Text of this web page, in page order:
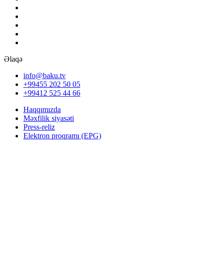
Əlaqə
info@baku.tv
+99455 202 50 05
+99412 525 44 66
Haqqımızda
Məxfilik siyasəti
Press-reliz
Elektron proqramı (EPG)